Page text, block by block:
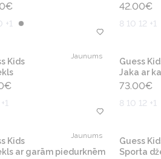
€
+1
42.00€
8 10 12 +1
Jaunums
Kids
€
Guess
Jaka ar
73.00€
8 10 12 +1
Jaunums
Kids
ar garām piedurknēm
Guess
Sporta